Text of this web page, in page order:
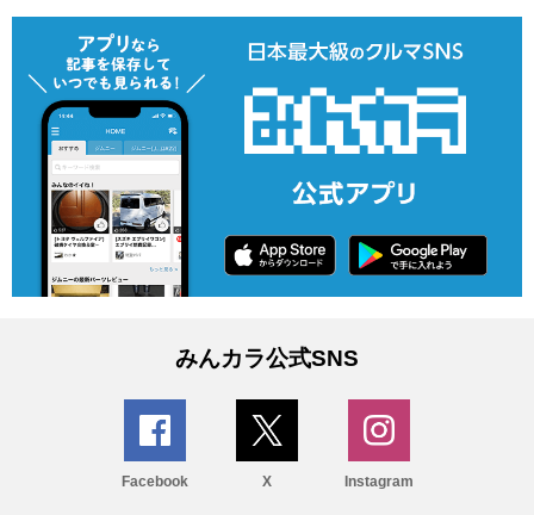
みんカラ公式SNS
Facebook X Instagram